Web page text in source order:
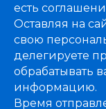
есть
Оставляя на
свою
делегируете
обрабатывать
информацию.
Время